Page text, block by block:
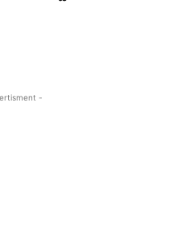
-